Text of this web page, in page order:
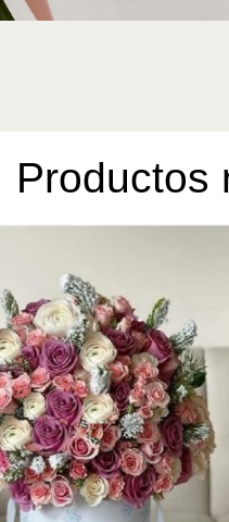
Productos